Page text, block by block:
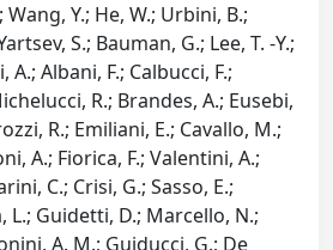
Wang, Y.; He, W.; Urbini, B.;
S.; Bauman, G.; Lee, T. -Y.;
A.; Albani, F.; Calbucci, F.;
R.; Brandes, A.; Eusebi,
R.; Emiliani, E.; Cavallo, M.;
A.; Fiorica, F.; Valentini, A.;
C.; Crisi, G.; Sasso, E.;
L.; Guidetti, D.; Marcello, N.;
A. M.; Guiducci, G.; De